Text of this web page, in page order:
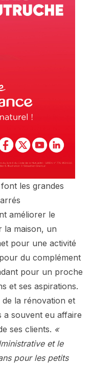
les grandes
améliorer le
la maison, un
pour une activité
du complément
pour un proche
et ses aspirations.
la rénovation et
a souvent eu affaire
ses clients. «
et le
pour les petits